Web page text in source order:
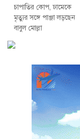
চাপাতির কোপ, ঢামেকে
মৃত্যুর সঙ্গে পাঞ্জা লড়ছেন
বাবুল মোল্লা